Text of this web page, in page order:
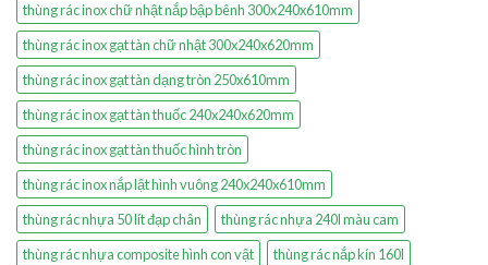
thùng rác inox chữ nhật nắp bập bênh 300x240x610mm
thùng rác inox gạt tàn chữ nhật 300x240x620mm
thùng rác inox gạt tàn dạng tròn 250x610mm
thùng rác inox gạt tàn thuốc 240x240x620mm
thùng rác inox gạt tàn thuốc hình tròn
thùng rác inox nắp lật hình vuông 240x240x610mm
thùng rác nhựa 50 lít đạp chân
thùng rác nhựa 240l màu cam
thùng rác nhựa composite hình con vật
thùng rác nắp kín 160l